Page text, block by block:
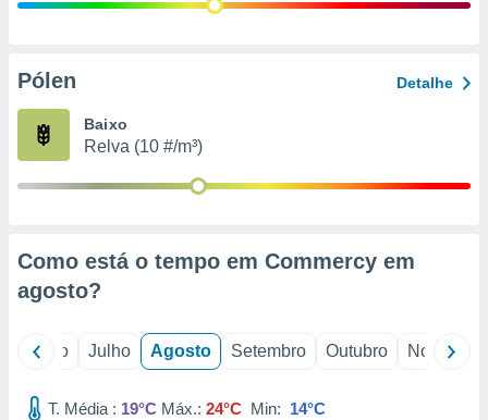
e
de
Pólen Detalhe
Baixo
Relva (10 #/m³)
Como está o tempo em Commercy em
agosto?
Junho Julho Agosto Setembro Outubro Novembro
T. Média : 19°C Máx.: 24°C Min: 14°C